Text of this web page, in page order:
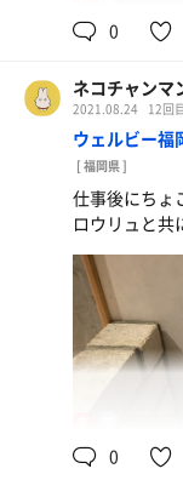
《外気浴》
・露天の椅
相変わらず
素敵なアロ
フィット感
《その他》
・7月ぶりの
・サウナサ
被りやすか
・今回はアカ
決めて来て
アカスリは
やっぱり
ツルツル絹の
ボディシャ
夢心地でした
上がるときに
この感じが
《外気浴》
・露天スペ
プラの背も
背もたれな
足を伸ばし
配置されて
頭がつけられ
私的には残
貸切状態な
椅子を少し
壁に頭をつ
最高に気持
・浴室は和
2階ですが露
0
ネコチャンマ
2021.08.24 12回
ウェルビー
[ 福岡県 ]
仕事後にちょ
ロウリュと
0